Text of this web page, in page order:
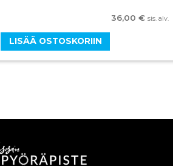
36,00€ sis. alv.
LISÄÄ OSTOSKORIIN